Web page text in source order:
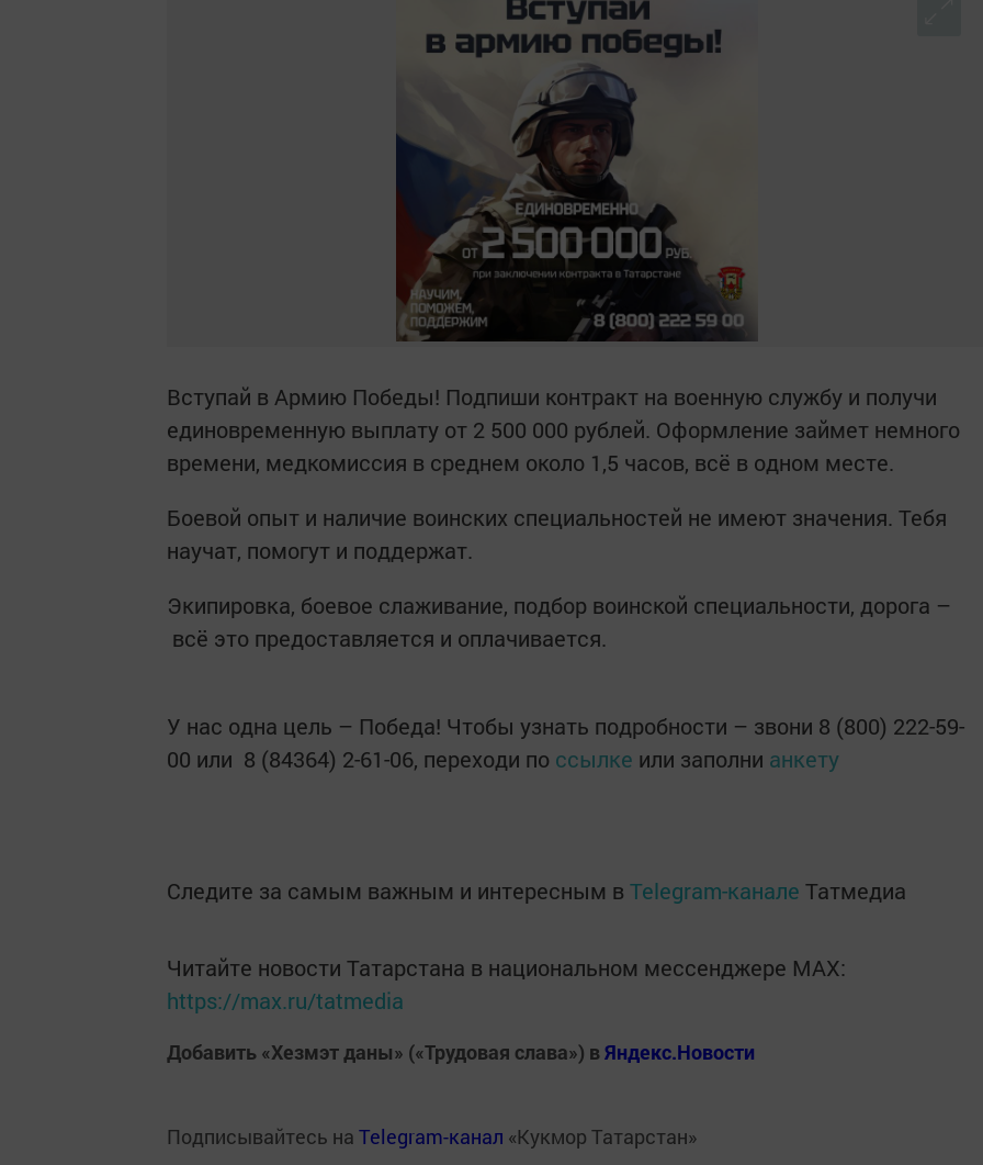
Вступай в Армию Победы! Подпиши контракт на военную службу и получи
единовременную выплату от 2 500 000 рублей. Оформление займет немного
времени, медкомиссия в среднем около 1,5 часов, всё в одном месте.
Боевой опыт и наличие воинских специальностей не имеют значения. Тебя
научат, помогут и поддержат.
Экипировка, боевое слаживание, подбор воинской специальности, дорога –
всё это предоставляется и оплачивается.
У нас одна цель – Победа! Чтобы узнать подробности – звони 8 (800) 222-59-
00 или 8 (84364) 2-61-06, переходи по ссылке или заполни анкету
Следите за самым важным и интересным в Telegram-канале Татмедиа
Читайте новости Татарстана в национальном мессенджере MАХ:
https://max.ru/tatmedia
Добавить «Хезмэт даны» («Трудовая слава») вЯндекс.Новости
Подписывайтесь на Telegram-канал «Кукмор Татарстан»